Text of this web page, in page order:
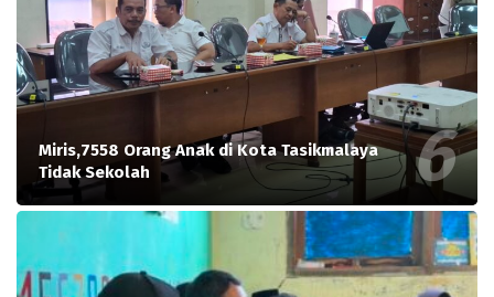
Miris,7558 Orang Anak di Kota Tasikmalaya
Tidak Sekolah